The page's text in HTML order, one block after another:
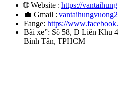
🌐 Website : https://
💼 Gmail :
Fange: https://
Bãi xe”: Số 58, Đ Liên Khu
Bình Tân, TPHCM